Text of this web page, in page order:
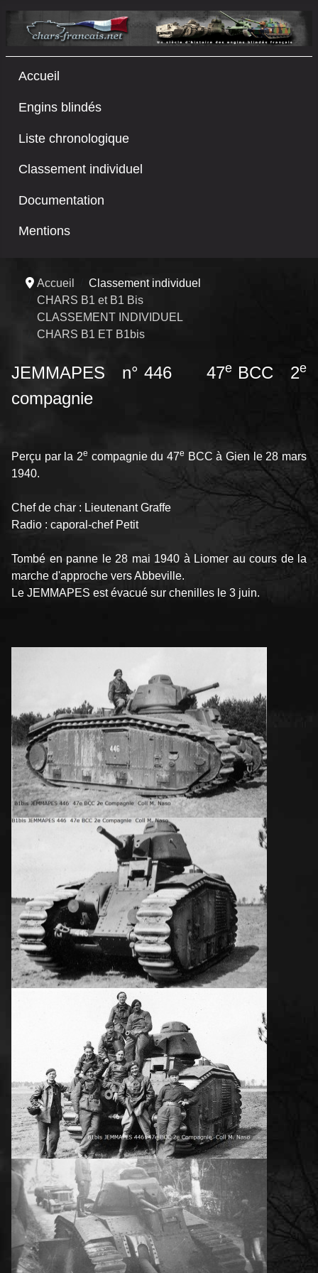
Accueil
Engins blindés
Liste chronologique
Classement individuel
Documentation
Mentions
Accueil
Classement individuel
CHARS B1 et B1 Bis
CLASSEMENT INDIVIDUEL
CHARS B1 ET B1bis
JEMMAPES n° 446 47eBCC 2e
compagnie
Perçu par la 2e compagnie du 47e BCC à Gien le 28 mars
1940.
Chef de char : Lieutenant Graffe
Radio : caporal-chef Petit
Tombé en panne le 28 mai 1940 à Liomer au cours de la
marche d'approche vers Abbeville.
Le JEMMAPES est évacué sur chenilles le 3 juin.